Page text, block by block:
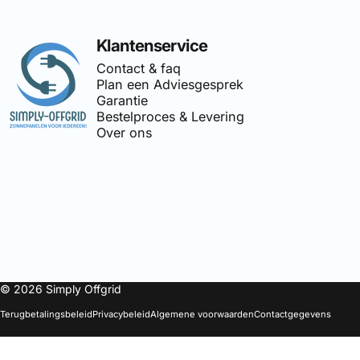
Simply Offgrid Klantenservice
Contact & faq
Plan een Adviesgesprek
Garantie
Bestelproces & Levering
Over ons
© 2026 Simply Offgrid
TerugbetalingsbeleidPrivacybeleidAlgemene voorwaardenContactgegevens